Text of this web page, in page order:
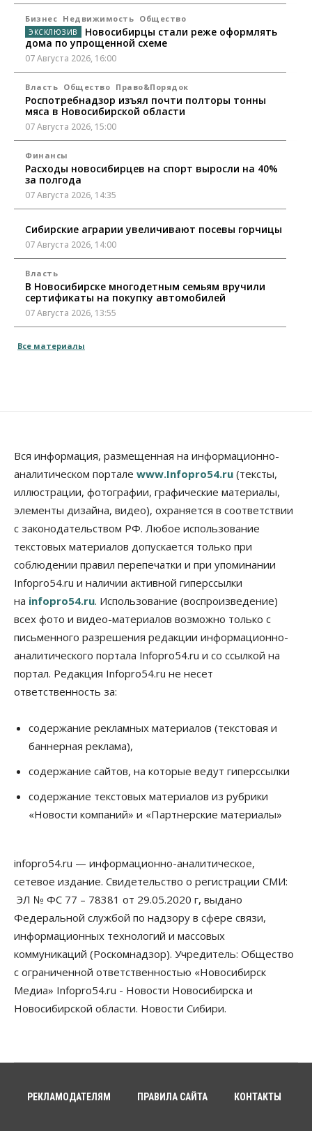
Бизнес Недвижимость Общество
Новосибирцы стали реже оформлять
дома по упрощенной схеме
07 Августа 2026, 16:00
Власть Общество Право&Порядок
Роспотребнадзор изъял почти полторы тонны
мяса в Новосибирской области
07 Августа 2026, 15:00
Финансы
Расходы новосибирцев на спорт выросли на 40%
за полгода
07 Августа 2026, 14:35
Сибирские аграрии увеличивают посевы горчицы
07 Августа 2026, 14:00
Власть
В Новосибирске многодетным семьям вручили
сертификаты на покупку автомобилей
07 Августа 2026, 13:55
Треть автовладельцев в Новосибирской области
07 Августа 2026, 12:35
Общество
Синоптики рассказали о погоде в Новосибирске
на выходных
07 Августа 2026, 12:00
Жители Новосибирска смогут добровольно
повысить свою пенсию
07 Августа 2026, 11:30
Общество
Деньгами будут распоряжаться дети: в десяти
школах Новосибирской области введут
инициативное бюджетирование
07 Августа 2026, 11:00
заключили под стражу
07 Августа 2026, 10:15
Общество
Новосибирской области, но режима ЧС не будет
07 Августа 2026, 10:00
выстраивают системы защиты от атак БПЛА
07 Августа 2026, 09:00
По «Сибэлектротерму» выдали исполнительные
листы на полмиллиарда рублей
07 Августа 2026, 08:00
Бизнес Власть Медицина Общество
Искусственный интеллект предлагают
привлекать к разработке новых лекарств в
России
рублей
Все материалы
Вся информация, размещенная на информационно-
аналитическом портале www.Infopro54.ru (тексты,
иллюстрации, фотографии, графические материалы,
элементы дизайна, видео), охраняется в соответствии
с законодательством РФ. Любое использование
текстовых материалов допускается только при
соблюдении правил перепечатки и при упоминании
Infopro54.ru и наличии активной гиперссылки
на infopro54.ru. Использование (воспроизведение)
всех фото и видео-материалов возможно только с
письменного разрешения редакции информационно-
аналитического портала Infopro54.ru и со ссылкой на
портал. Редакция Infopro54.ru не несет
ответственность за:
содержание рекламных материалов (текстовая и
баннерная реклама),
содержание сайтов, на которые ведут гиперссылки
содержание текстовых материалов из рубрики
«Новости компаний» и «Партнерские материалы»
infopro54.ru — информационно-аналитическое,
сетевое издание. Свидетельство о регистрации СМИ:
ЭЛ № ФС 77 – 78381 от 29.05.2020 г, выдано
Федеральной службой по надзору в сфере связи,
информационных технологий и массовых
коммуникаций (Роскомнадзор). Учредитель: Общество
с ограниченной ответственностью «Новосибирск
Медиа» Infopro54.ru - Новости Новосибирска и
Новосибирской области. Новости Сибири.
РЕКЛАМОДАТЕЛЯМ ПРАВИЛА САЙТА КОНТАКТЫ